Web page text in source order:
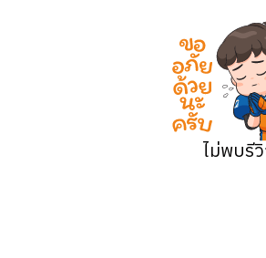
หว่างตำแหน่ง รวมทั้งปฏิบัติหน้าอื่น ๆ ตามที่
ไม่พบรี